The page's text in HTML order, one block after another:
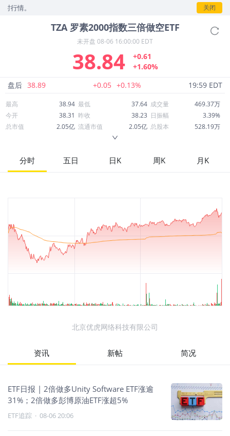
。 关闭
TZA 罗素2000指数三倍做空ETF
未开盘 08-06 16:00:00 EDT
38.84
+0.61
+1.60%
盘后 38.89 +0.05 +0.13% 19:59 EDT
最高 38.94 最低 37.64 成交量
469.37万
今开
38.31 昨收 38.23 日振幅
3.39%
总市值
2.05亿 流通市值 2.05亿 总股本
528.19万
52周最高
113.90 市盈率
股息
分时 五日 日K 周K 月K
北京优虎网络科技有限公司
资讯 新帖 简况
ETF日报 | 2倍做多Unity Software ETF涨逾
31%；2倍做多彭博原油ETF涨超5%
ETF追踪 · 08-06 20:06